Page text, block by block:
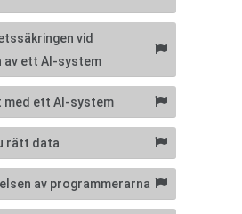
vid
av ett AI-system
med ett AI-system
rätt data
av programmerarna